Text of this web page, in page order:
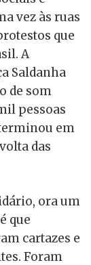
vez às ruas
que
A
Saldanha
de som
pessoas
em
das
ora um
que
cartazes e
Foram